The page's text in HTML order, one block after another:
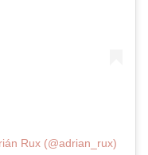
Rux (@adrian_rux)